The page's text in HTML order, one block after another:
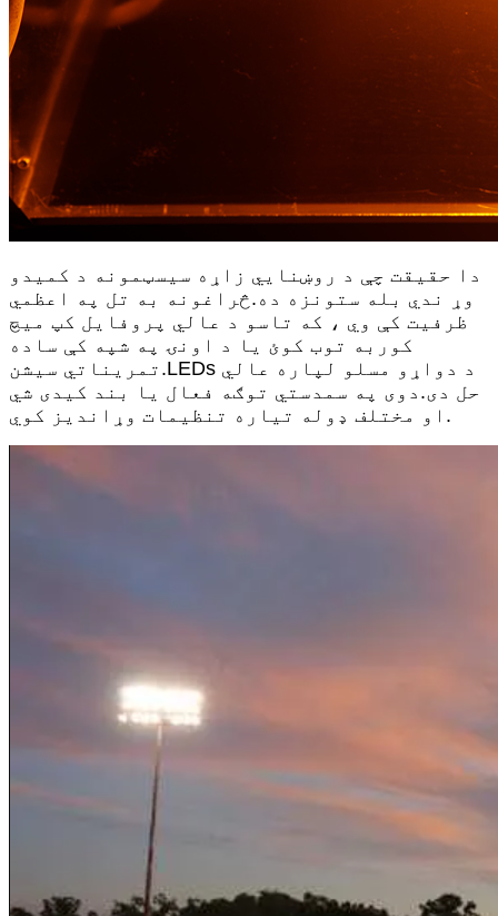
دا حقیقت چې د روښنايي زاړه سیسټمونه د کمیدو
وړ ندي بله ستونزه ده.څراغونه به تل په اعظمي
ظرفیت کې وي ، که تاسو د عالي پروفایل کپ میچ
کوربه توب کوئ یا د اونۍ په شپه کې ساده
تمریناتي سیشن.LEDs د دواړو مسلو لپاره عالي
حل دی.دوی په سمدستي توګه فعال یا بند کیدی شي
او مختلف ډوله تیاره تنظیمات وړاندیز کوي.